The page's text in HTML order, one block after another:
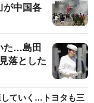
が中国各
た…島田
落とした
していく…トヨタも三